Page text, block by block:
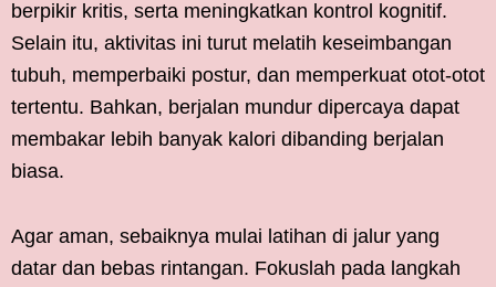
berpikir kritis, serta meningkatkan kontrol kognitif.
Selain itu, aktivitas ini turut melatih keseimbangan
tubuh, memperbaiki postur, dan memperkuat otot-otot
tertentu. Bahkan, berjalan mundur dipercaya dapat
membakar lebih banyak kalori dibanding berjalan
biasa.
Agar aman, sebaiknya mulai latihan di jalur yang
datar dan bebas rintangan. Fokuslah pada langkah